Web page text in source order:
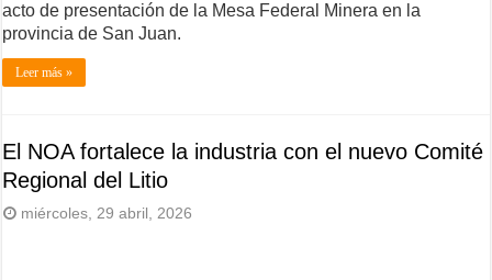
acto de presentación de la Mesa Federal Minera en la
provincia de San Juan.
Leer más »
El NOA fortalece la industria con el nuevo Comité
Regional del Litio
miércoles, 29 abril, 2026